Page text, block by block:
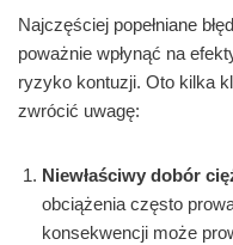
Najczęściej popełniane
poważnie wpłynąć na
ryzyko kontuzji. Oto kilka
zwrócić uwagę:
Niewłaściwy dobór
obciążenia często
konsekwencji może